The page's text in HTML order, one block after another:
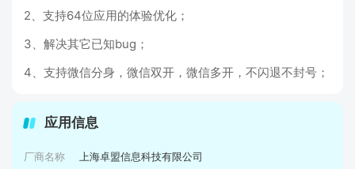
2、支持64位应用的体验优化；
3、解决其它已知bug；
4、支持微信分身，微信双开，微信多开，不闪退不封号；
应用信息
厂商名称 上海卓盟信息科技有限公司